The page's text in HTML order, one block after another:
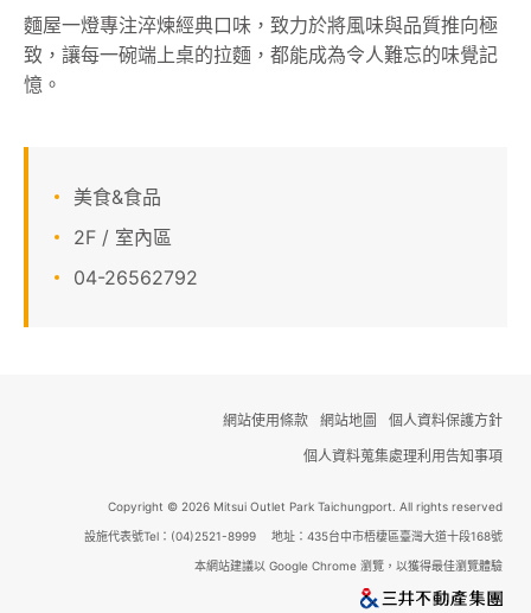
櫃位資訊
關於我們
線上DM
麵屋一燈專注淬煉經典口味，致力於將風味與品質推向極
致，讓每一碗端上桌的拉麵，都能成為令人難忘的味覺記
憶。
美食&食品
2F / 室內區
04-26562792
網站使用條款 網站地圖
個人資料保護方針
個人資料蒐集處理利用告知事項
Copyright © 2026 Mitsui Outlet Park Taichungport. All rights reserved
設施代表號Tel：(04)2521-8999 地址：435台中市梧棲區臺灣大道十段168號
本網站建議以 Google Chrome 瀏覽，以獲得最佳瀏覽體驗